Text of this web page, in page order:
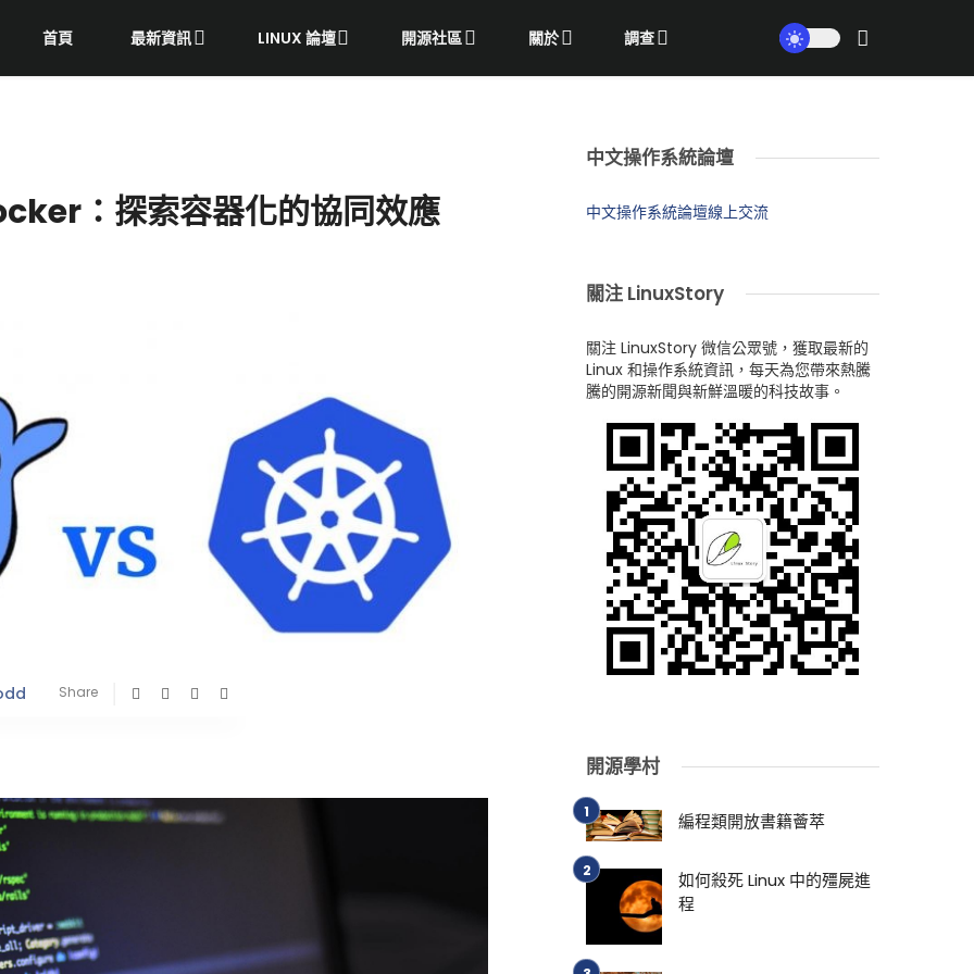
首頁 最新資訊 LINUX 論壇 開源社區 關於 調查
：探索容器化的協同效應
Share
中文操作系統論壇
中文操作系統論壇線上交流
關注 LinuxStory
關注 LinuxStory 微信公眾號，獲取最新的
Linux 和操作系統資訊，每天為您帶來熱騰
騰的開源新聞與新鮮溫暖的科技故事。
開源學村
編程類開放書籍薈萃
如何殺死 Linux 中的殭屍進
程